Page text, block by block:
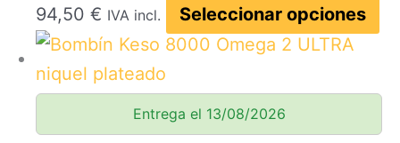
opciones
se
pueden
elegir
en
94,50 € IVA incl. Seleccionar opciones
Entrega el 13/08/2026